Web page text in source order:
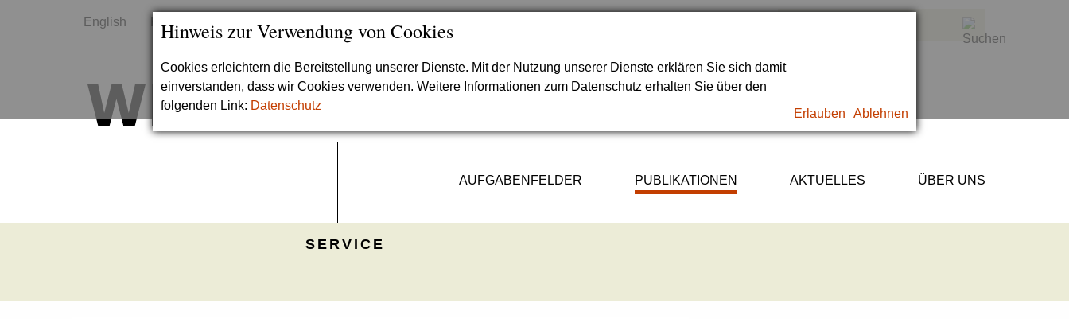
Hinweis zur Verwendung von Cookies
Cookies erleichtern die Bereitstellung unserer Dienste. Mit der Nutzung unserer Dienste erklären Sie sich damit
einverstanden, dass wir Cookies verwenden. Weitere Informationen zum Datenschutz erhalten Sie über den
folgenden Link: Datenschutz
Erlauben Ablehnen
English
AUFGABENFELDER PUBLIKATIONEN AKTUELLES ÜBER UNS
SERVICE